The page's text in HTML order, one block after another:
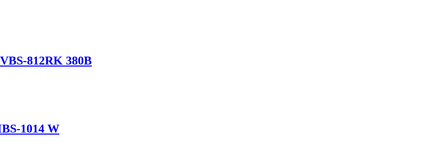
812RK 380В
1014 W